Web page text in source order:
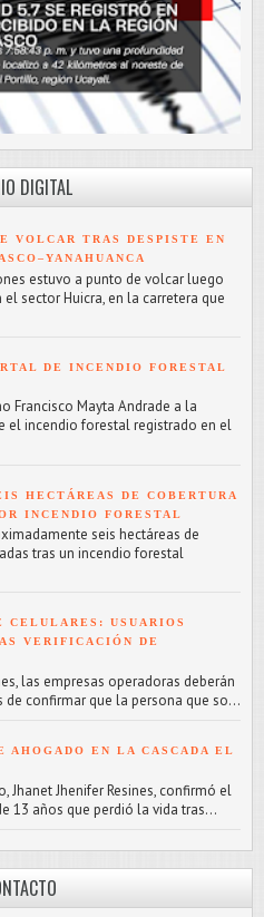
DIGITAL
VOLCAR TRAS DESPISTE EN
estuvo a punto de volcar luego
sector Huicra, en la carretera que
DE INCENDIO FORESTAL
Francisco Mayta Andrade a la
el incendio forestal registrado en el
HECTÁREAS DE COBERTURA
INCENDIO FORESTAL
seis hectáreas de
tras un incendio forestal
CELULARES: USUARIOS
VERIFICACIÓN DE
las empresas operadoras deberán
confirmar que la persona que so...
AHOGADO EN LA CASCADA EL
Jhanet Jhenifer Resines, confirmó el
13 años que perdió la vida tras...